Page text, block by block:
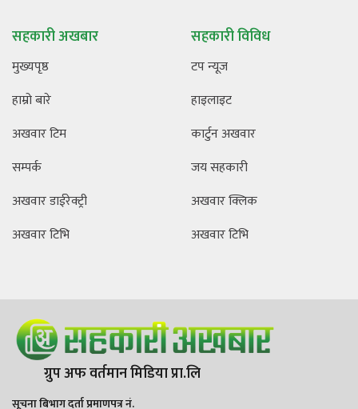
सहकारी अखबार
मुख्यपृष्ठ
हाम्रो बारे
अखवार टिम
सम्पर्क
अखवार डाईरेक्ट्री
अखवार टिभि
सहकारी विविध
टप न्यूज
हाइलाइट
कार्टुन अखवार
जय सहकारी
अखवार क्लिक
अखवार टिभि
ग्रुप अफ वर्तमान मिडिया प्रा.लि
सूचना बिभाग दर्ता प्रमाणपत्र नं.